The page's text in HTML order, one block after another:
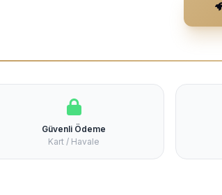
Güvenli Ödeme
Kart / Havale